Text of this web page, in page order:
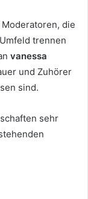
die
trennen
vanessa
und Zuhörer
sind.
sehr